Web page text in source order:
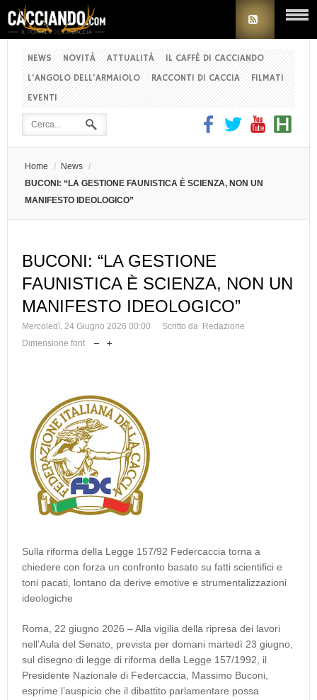
NEWS NOVITÀ ATTUALITÀ
IL CAFFÈ DI CACCIANDO
L'ANGOLO DELL'ARMAIOLO
RACCONTI DI CACCIA
FILMATI
EVENTI
Home / News /
BUCONI: “LA GESTIONE FAUNISTICA È SCIENZA, NON UN
MANIFESTO IDEOLOGICO”
BUCONI: “LA GESTIONE
FAUNISTICA È SCIENZA, NON UN
MANIFESTO IDEOLOGICO”
Mercoledì, 24 Giugno 2026 00:00
Scritto da Redazione
Dimensione font
Sulla riforma della Legge 157/92 Federcaccia torna a
chiedere con forza un confronto basato su fatti scientifici e
toni pacati, lontano da derive emotive e strumentalizzazioni
ideologiche
Roma, 22 giugno 2026 – Alla vigilia della ripresa dei lavori
nell’Aula del Senato, prevista per domani martedì 23 giugno,
sul disegno di legge di riforma della Legge 157/1992, il
Presidente Nazionale di Federcaccia, Massimo Buconi,
esprime l’auspicio che il dibattito parlamentare possa